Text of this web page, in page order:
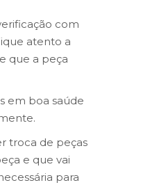
com
atento a
que a peça
em boa saúde
troca de peças
e que vai
para